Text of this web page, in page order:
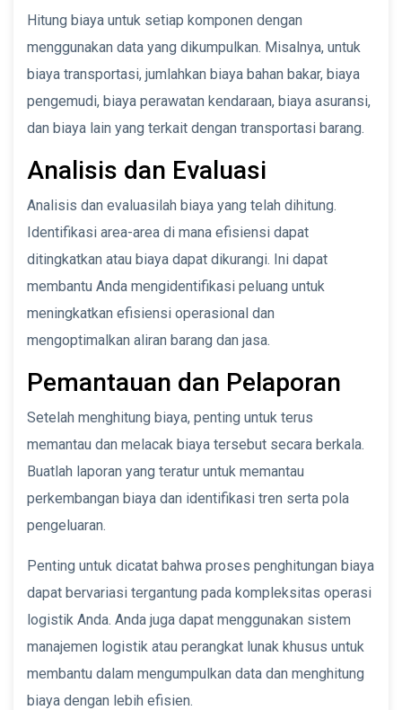
Hitung biaya untuk setiap komponen dengan
menggunakan data yang dikumpulkan. Misalnya, untuk
biaya transportasi, jumlahkan biaya bahan bakar, biaya
pengemudi, biaya perawatan kendaraan, biaya asuransi,
dan biaya lain yang terkait dengan transportasi barang.
Analisis dan Evaluasi
Analisis dan evaluasilah biaya yang telah dihitung.
Identifikasi area-area di mana efisiensi dapat
ditingkatkan atau biaya dapat dikurangi. Ini dapat
membantu Anda mengidentifikasi peluang untuk
meningkatkan efisiensi operasional dan
mengoptimalkan aliran barang dan jasa.
Pemantauan dan Pelaporan
Setelah menghitung biaya, penting untuk terus
memantau dan melacak biaya tersebut secara berkala.
Buatlah laporan yang teratur untuk memantau
perkembangan biaya dan identifikasi tren serta pola
pengeluaran.
Penting untuk dicatat bahwa proses penghitungan biaya
dapat bervariasi tergantung pada kompleksitas operasi
logistik Anda. Anda juga dapat menggunakan sistem
manajemen logistik atau perangkat lunak khusus untuk
membantu dalam mengumpulkan data dan menghitung
biaya dengan lebih efisien.